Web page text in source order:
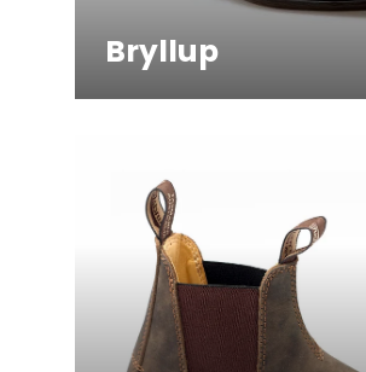
Bryllup